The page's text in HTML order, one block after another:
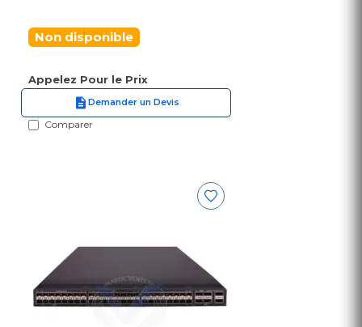
Non disponible
Appelez Pour le Prix
Demander un Devis
Comparer